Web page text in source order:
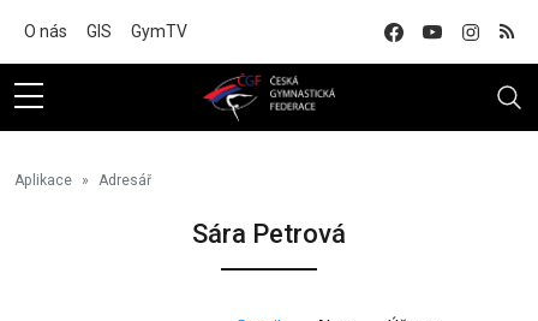
O nás GIS GymTV
Aplikace Adresář
Sára Petrová